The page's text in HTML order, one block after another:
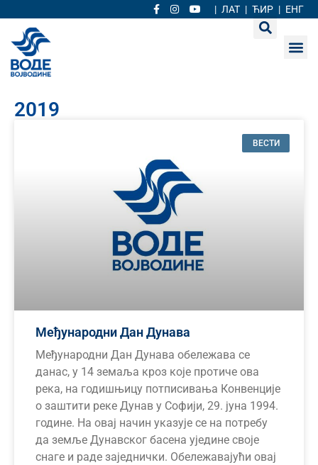
| ЛАТ | ЋИР | ЕНГ
2019
ВЕСТИ
Међународни Дан Дунава
Међународни Дан Дунава обележава се
данас, у 14 земаља кроз које протиче ова
река, на годишњицу потписивања Конвенције
о заштити реке Дунав у Софији, 29. јуна 1994.
године. На овај начин указује се на потребу
да земље Дунавског басена уједине своје
снаге и раде заједнички. Обележавајући овај